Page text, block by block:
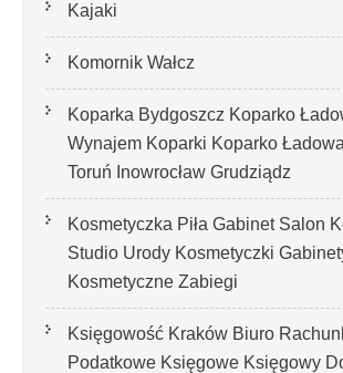
Kajaki
Komornik Wałcz
Koparka Bydgoszcz Koparko
Wynajem Koparki Koparko
Toruń Inowrocław Grudziądz
Kosmetyczka Piła Gabinet Salon
Studio Urody Kosmetyczki
Kosmetyczne Zabiegi
Księgowość Kraków Biuro
Podatkowe Księgowe Księgowy